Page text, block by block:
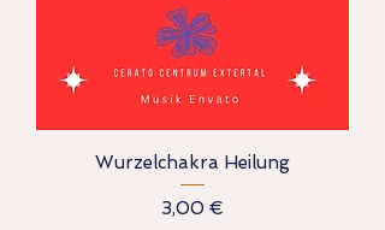
Wurzelchakra Heilung
Preis
3,00 €